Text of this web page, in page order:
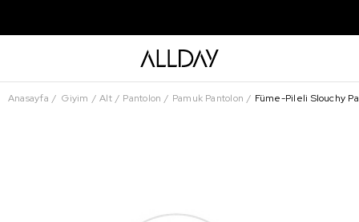
Anasayfa Giyim Alt Pantolon Pamuk Pantolon Füme-Pileli Slouchy